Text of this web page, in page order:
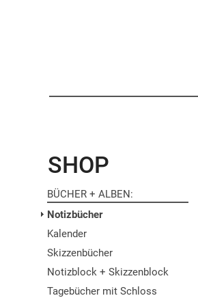
SHOP
BÜCHER + ALBEN
Notizbücher
Kalender
Skizzenbücher
Notizblock + Skizzenblock
Tagebücher mit Schloss